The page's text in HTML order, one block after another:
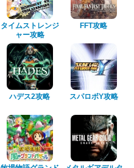
タイムストレンジ
ャー攻略
FFT攻略
ハデス2攻略 スパロボY攻略